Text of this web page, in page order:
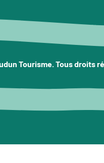
Tourisme. Tous droits